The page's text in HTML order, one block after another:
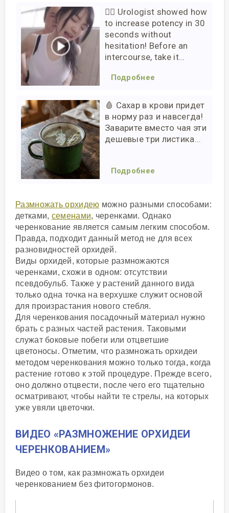
❤️‍🔥 Urologist showed how
to increase potency in 30
seconds without
hesitation! Before an
intercourse, take it…
Подробнее
🩸 Сахар в крови придет
в норму раз и навсегда!
Заварите вместо чая эти
дешевые три листика...
Подробнее
Размножать орхидею можно разными способами:
детками, семенами, черенками. Однако
черенкование является самым легким способом.
Правда, подходит данный метод не для всех
разновидностей орхидей.
Виды орхидей, которые размножаются
черенками, схожи в одном: отсутствии
псевдобульб. Также у растений данного вида
только одна точка на верхушке служит основой
для произрастания нового стебля.
Для черенкования посадочный материал нужно
брать с разных частей растения. Таковыми
служат боковые побеги или отцветшие
цветоносы. Отметим, что размножать орхидеи
методом черенкования можно только тогда, когда
растение готово к этой процедуре. Прежде всего,
оно должно отцвести, после чего его тщательно
осматривают, чтобы найти те стрелы, на которых
уже увяли цветочки.
ВИДЕО «РАЗМНОЖЕНИЕ ОРХИДЕИ
ЧЕРЕНКОВАНИЕМ»
Видео о том, как размножать орхидеи
черенкованием без фитогормонов.